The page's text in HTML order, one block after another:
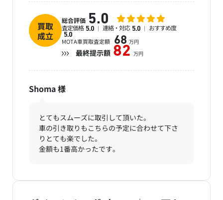
買取
成立
総合評価 5.0
査定価格 5.0 連絡・対応 5.0 おすすめ度
5.0
MOTA車買取査定額 68 万円
最終提示額 82 万円
Shoma様
とてもスムーズに取引して頂いた。
車の引き取りもこちらの予定に合わせて下さ
りとても楽でした。
金額も1番高かったです。